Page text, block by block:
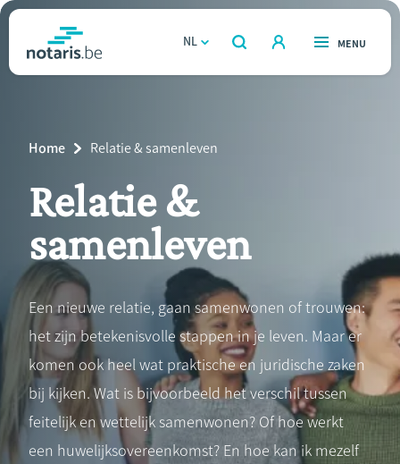
Overslaan
naar
gaan
notaris.behomepage
NL
OPEN
ZOEKEN
OPEN
MENU
Erven & schenken
Ondernemen
Over de notaris
Rekenmodules
Breadcrumb
Home
Current
Relatie & samenleven
Relatie &
samenleven
Een nieuwe relatie, gaan samenwonen of trouwen:
het zijn betekenisvolle stappen in je leven. Maar er
komen ook heel wat praktische en juridische zaken
bij kijken. Wat is bijvoorbeeld het verschil tussen
feitelijk en wettelijk samenwonen? Of hoe werkt
een huwelijksovereenkomst? En hoe kan ik mezelf